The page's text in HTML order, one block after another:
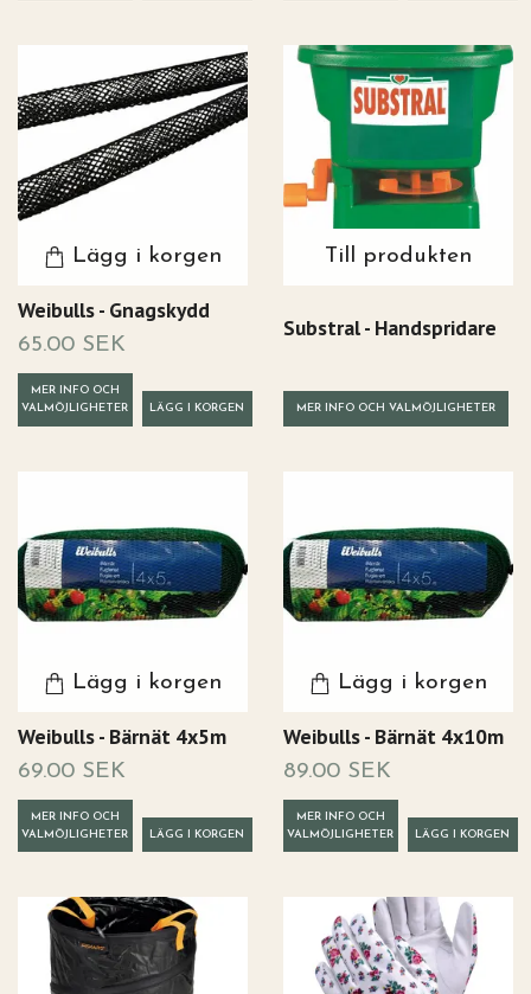
Lägg i korgen
Weibulls - Gnagskydd
65.00 SEK
MER INFO OCH
VALMÖJLIGHETER
Till produkten
Substral - Handspridare
MER INFO OCH VALMÖJLIGHETER
Lägg i korgen
Weibulls - Bärnät 4x5m
69.00 SEK
MER INFO OCH
VALMÖJLIGHETER
Lägg i korgen
Weibulls - Bärnät 4x10m
89.00 SEK
MER INFO OCH
VALMÖJLIGHETER